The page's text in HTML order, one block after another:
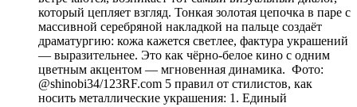
который цепляет взгляд. Тонкая золотая цепочка в паре с
массивной серебряной накладкой на пальце создаёт
драматургию: кожа кажется светлее, фактура украшений
— выразительнее. Это как чёрно-белое кино с одним
цветным акцентом — мгновенная динамика. Фото:
@shinobi34/123RF.com 5 правил от стилистов, как
носить металлические украшения: 1. Единый